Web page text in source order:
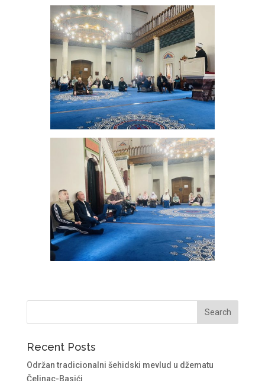
Recent Posts
Održan tradicionalni šehidski mevlud u džematu
Čelinac-Basići